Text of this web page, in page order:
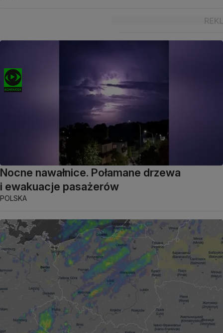
Nocne nawałnice. Połamane drzewa
i ewakuacje pasażerów
POLSKA